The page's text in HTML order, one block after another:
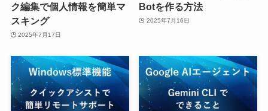
ク編集で個人情報を簡単マ
スキング
2025年7月17日
Botを作る方法
2025年7月16日